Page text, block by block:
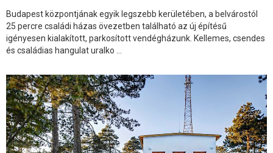
Budapest központjának egyik legszebb kerületében, a belvárostól
25 percre családi házas övezetben található az új építésű
igényesen kialakított, parkosított vendégházunk. Kellemes, csendes
és családias hangulat uralko ...